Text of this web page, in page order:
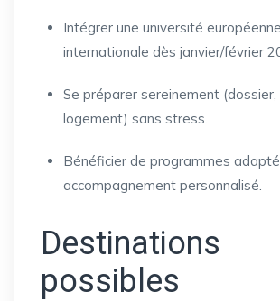
Intégrer une université
internationale dès janvier/février
Se préparer sereinement (dossier,
logement) sans stress.
Bénéficier de programmes
accompagnement personnalisé.
Destinations
possibles